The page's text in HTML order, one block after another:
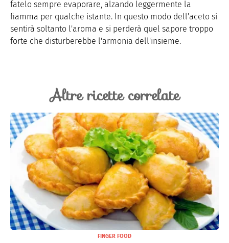
fatelo sempre evaporare, alzando leggermente la
fiamma per qualche istante. In questo modo dell'aceto si
sentirà soltanto l'aroma e si perderà quel sapore troppo
forte che disturberebbe l'armonia dell'insieme.
Altre ricette correlate
FINGER FOOD